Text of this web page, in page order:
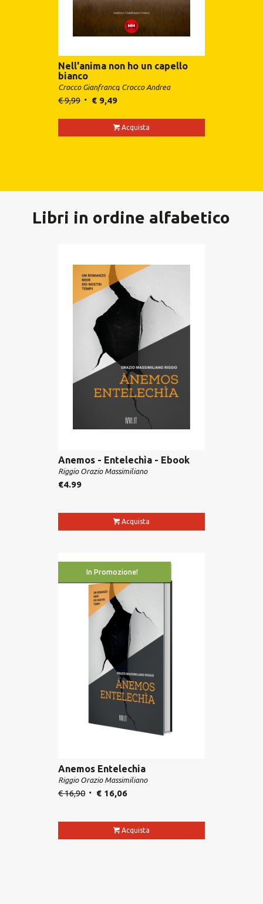
Nell'anima non ho un capello
bianco
Crocco Gianfranco Crocco Andrea
€9,99 €9,49
Acquista
Libri in ordine alfabetico
Anemos - Entelechìa - Ebook
Riggio Orazio Massimiliano
€4.99
Acquista
In Promozione!
Anemos Entelechia
Riggio Orazio Massimiliano
€16,90 €16,06
Acquista